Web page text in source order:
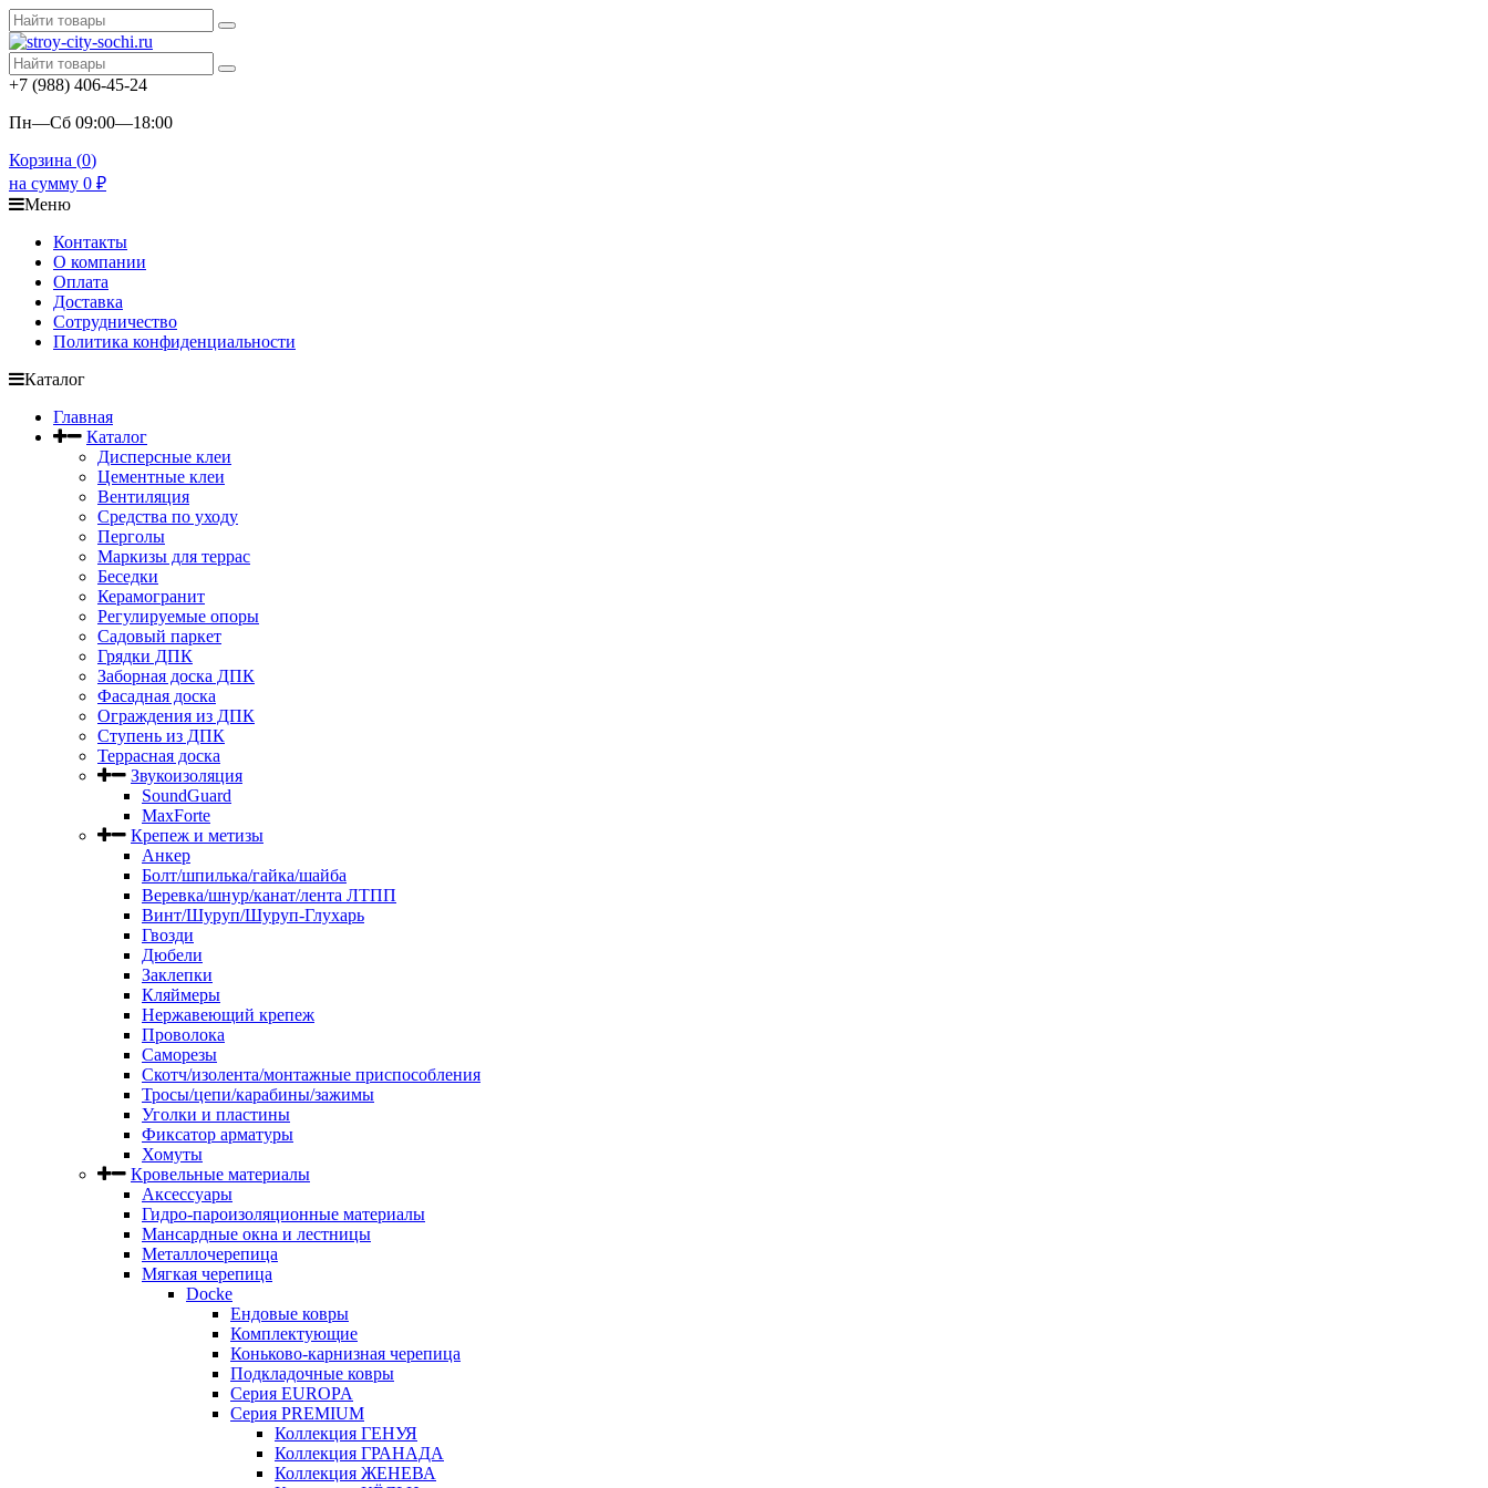
+7 (988) 406-45-24
Пн—Сб 09:00—18:00
Корзина (0)
на сумму 0 ₽
Меню
Контакты
О компании
Оплата
Доставка
Сотрудничество
Политика конфиденциальности
Каталог
Главная
Каталог
Дисперсные клеи
Цементные клеи
Вентиляция
Средства по уходу
Перголы
Маркизы для террас
Беседки
Керамогранит
Регулируемые опоры
Садовый паркет
Грядки ДПК
Заборная доска ДПК
Фасадная доска
Ограждения из ДПК
Ступень из ДПК
Террасная доска
Звукоизоляция
SoundGuard
MaxForte
Крепеж и метизы
Анкер
Болт/шпилька/гайка/шайба
Веревка/шнур/канат/лента ЛТПП
Винт/Шуруп/Шуруп-Глухарь
Гвозди
Дюбели
Заклепки
Кляймеры
Нержавеющий крепеж
Проволока
Саморезы
Скотч/изолента/монтажные приспособления
Тросы/цепи/карабины/зажимы
Уголки и пластины
Фиксатор арматуры
Хомуты
Кровельные материалы
Аксессуары
Гидро-пароизоляционные материалы
Мансардные окна и лестницы
Металлочерепица
Мягкая черепица
Docke
Ендовые ковры
Комплектующие
Коньково-карнизная черепица
Подкладочные ковры
Серия EUROPA
Серия PREMIUM
Коллекция ГЕНУЯ
Коллекция ГРАНАДА
Коллекция ЖЕНЕВА